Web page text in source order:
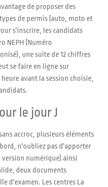
de proposer des
de permis (auto, moto et
s'inscrire, les candidats
NEPH (Numéro
une suite de 12 chiffres
se faire en ligne sur
avant la session choisie,
le jour J
accroc, plusieurs éléments
n'oubliez pas d'apporter
numérique) ainsi
deux documents
d'examen. Les centres La